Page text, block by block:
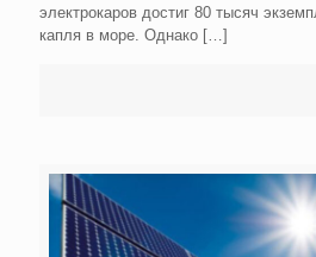
электрокаров достиг 80 тысяч
капля в море. Однако […]